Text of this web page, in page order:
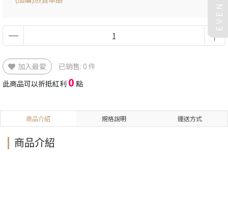
加入最愛
已銷售: 0 件
此商品可以折抵紅利 0 點
商品介紹 規格說明 運送方式
商品介紹
EVENT